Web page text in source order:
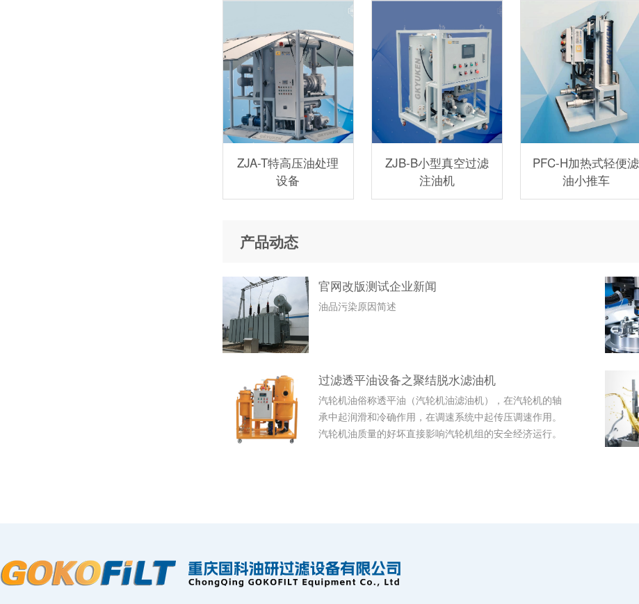
ZJA-T特高压油处理
设备
ZJB-B小型真空过滤
注油机
PFC-H加热式轻便滤
油小推车
产品动态
官网改版测试企业新闻
油品污染原因简述
过滤透平油设备之聚结脱水滤油机
汽轮机油俗称透平油（汽轮机油滤油机），在汽轮机的轴
承中起润滑和冷确作用，在调速系统中起传压调速作用。
汽轮机油质量的好坏直接影响汽轮机组的安全经济运行。